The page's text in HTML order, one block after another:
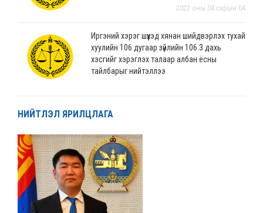
2022 оны 04 сарын 04
Иргэний хэрэг шүүхэд хянан шийдвэрлэх тухай
хуулийн 106 дугаар зүйлийн 106.3 дахь
хэсгийг хэрэглэх талаар албан ёсны
тайлбарыг нийтэллээ
“Монгол Улсын хөгжлийн банк” ХХК-ийн
Дээд шүүхийн нийт шүүгчийн хуралдаан болов
НИЙТЛЭЛ ЯРИЛЦЛАГА